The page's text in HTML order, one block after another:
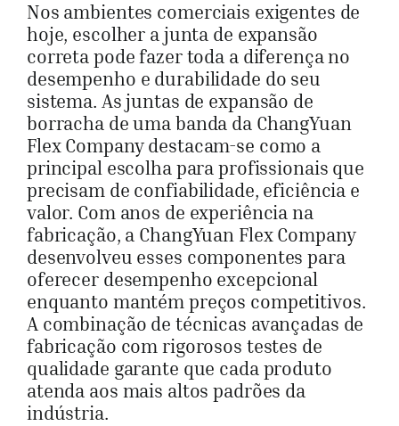
Nos ambientes comerciais exigentes de
hoje, escolher a junta de expansão
correta pode fazer toda a diferença no
desempenho e durabilidade do seu
sistema. As juntas de expansão de
borracha de uma banda da ChangYuan
Flex Company destacam-se como a
principal escolha para profissionais que
precisam de confiabilidade, eficiência e
valor. Com anos de experiência na
fabricação, a ChangYuan Flex Company
desenvolveu esses componentes para
oferecer desempenho excepcional
enquanto mantém preços competitivos.
A combinação de técnicas avançadas de
fabricação com rigorosos testes de
qualidade garante que cada produto
atenda aos mais altos padrões da
indústria.